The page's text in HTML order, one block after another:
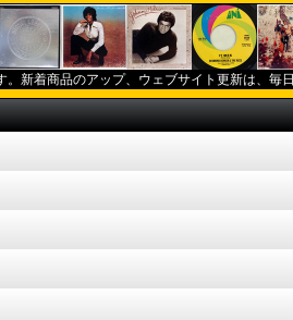
。新着商品のアップ、ウェブサイト更新は、毎日